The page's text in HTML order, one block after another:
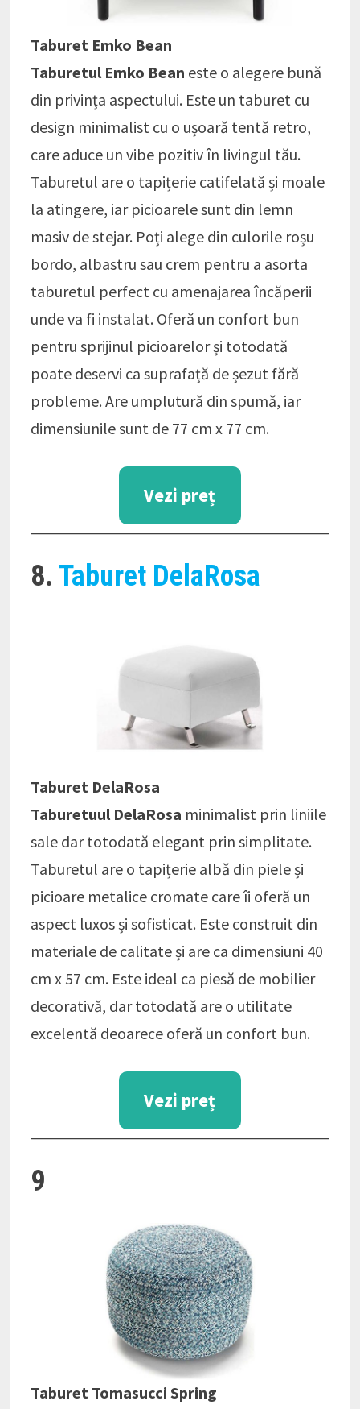
Taburet Emko Bean
Taburetul Emko Bean este o alegere bună
din privința aspectului. Este un taburet cu
design minimalist cu o ușoară tentă retro,
care aduce un vibe pozitiv în livingul tău.
Taburetul are o tapițerie catifelată și moale
la atingere, iar picioarele sunt din lemn
masiv de stejar. Poți alege din culorile roșu
bordo, albastru sau crem pentru a asorta
taburetul perfect cu amenajarea încăperii
unde va fi instalat. Oferă un confort bun
pentru sprijinul picioarelor și totodată
poate deservi ca suprafață de șezut fără
probleme. Are umplutură din spumă, iar
dimensiunile sunt de 77 cm x 77 cm.
Vezi preț
8. Taburet DelaRosa
Taburet DelaRosa
Taburetuul DelaRosa minimalist prin liniile
sale dar totodată elegant prin simplitate.
Taburetul are o tapițerie albă din piele și
picioare metalice cromate care îi oferă un
aspect luxos și sofisticat. Este construit din
materiale de calitate și are ca dimensiuni 40
cm x 57 cm. Este ideal ca piesă de mobilier
decorativă, dar totodată are o utilitate
excelentă deoarece oferă un confort bun.
Vezi preț
9
Taburet Tomasucci Spring